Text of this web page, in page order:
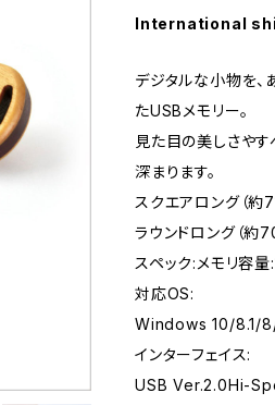
International
デジタルな小物を
たUSBメモリー。
見た目の美しさや
深まります。
スクエアロング（
ラウンドロング（
スペック:メモリ容量
対応OS:
Windows 10/8.1/
インターフェイス:
USB Ver.2.0Hi-